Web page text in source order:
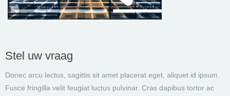
Stel uw vraag
Donec arcu lectus, sagittis sit amet placerat eget, aliquet id ipsum.
Fusce fringilla velit feugiat luctus pulvinar. Cras dapibus tortor ac